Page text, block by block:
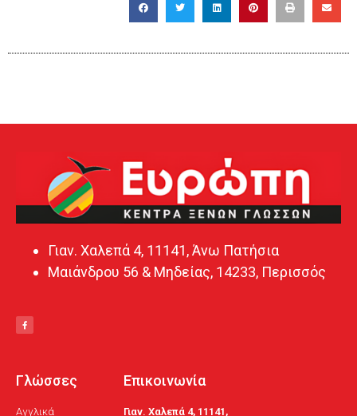
Γιαν. Χαλεπά 4, 11141, Άνω Πατήσια
Μαιάνδρου 56 & Μηδείας, 14233, Περισσός
Γλώσσες
Αγγλικά
Επικοινωνία
Γιαν. Χαλεπά 4, 11141,